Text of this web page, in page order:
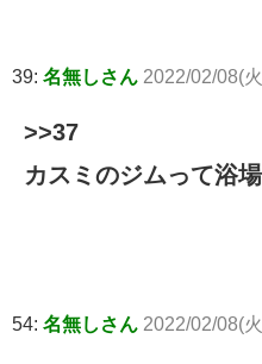
39: 名無しさん 2022/02/08(
>>37
カスミのジムって浴
54: 名無しさん 2022/02/08(